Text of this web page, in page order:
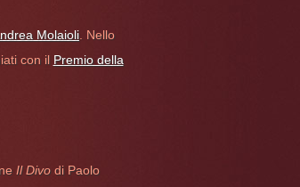
Molaioli . Nello
con il Premio della
Il Divo di Paolo